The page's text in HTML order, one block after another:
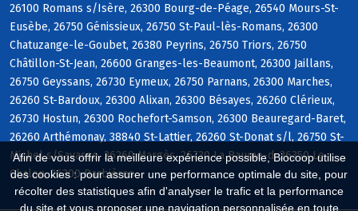
Afin de vous offrir la meilleure expérience possible, Biocoop utilise
des cookies : pour assurer une performance optimale du site, pour
récolter des statistiques afin d'analyser le trafic et la performance
du site et vous proposer une navigation personnalisée en toute
26100 Romans s/Isère, 26300 Bourg-de-Péage, 26540 Mours-St-
Eusèbe, 26750 Génissieux, 26750 St-Paul-lès-Romans, 26300
Chatuzange-le-Goubet, 26380 Peyrins, 26750 Triors, 26750
Châtillon-St-Jean, 26600 Granges-les-Beaumont, 26300 Jaillans,
26750 Geyssans, 26730 Eymeux, 26750 Parnans, 26300 Marches,
26260 St-Bardoux, 26300 Alixan, 26300 Bésayes, 26260 Clérieux,
26730 Hostun, 26300 Rochefort-Samson, 26300 Beauregard-Baret,
26260 Arthémonay, 38840 St-Lattier, 26260 St-Donat s/l, 26750 St-
Michel s/Savasse, 26260 Margès, 26730 La Baume-d, 26350 Le
Chalon, 26300 Barbières